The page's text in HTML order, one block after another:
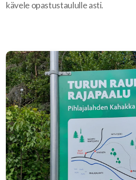
kävele opastustaululle asti.